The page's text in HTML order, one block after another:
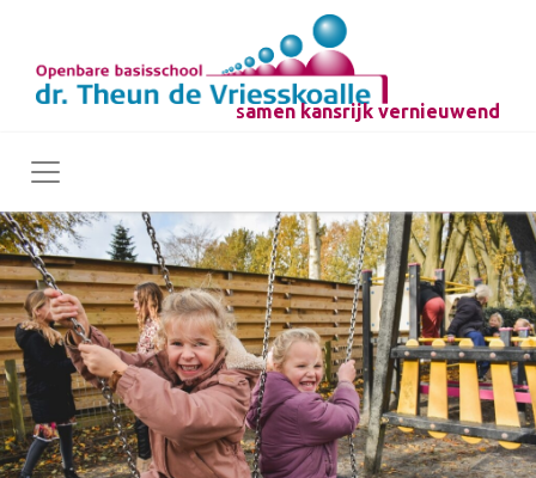
samen kansrijk vernieuwend
Toggle navigation